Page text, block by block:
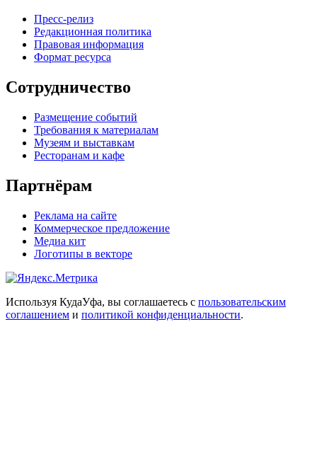
Пресс-релиз
Редакционная политика
Правовая информация
Формат ресурса
Сотрудничество
Размещение событий
Требования к материалам
Музеям и выставкам
Ресторанам и кафе
Партнёрам
Реклама на сайте
Коммерческое предложение
Медиа кит
Логотипы в векторе
Используя КудаУфа, вы соглашаетесь с пользовательским
соглашением и политикой конфиденциальности.